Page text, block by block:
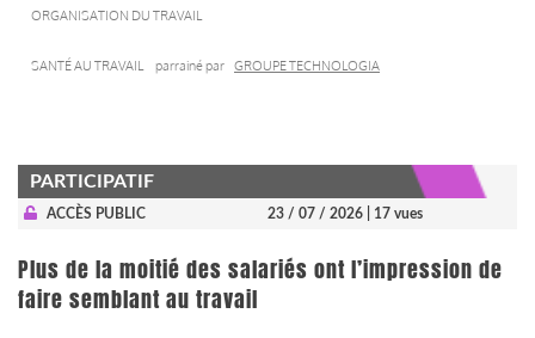
ORGANISATION DU TRAVAIL
SANTÉ AU TRAVAIL parrainé par GROUPE TECHNOLOGIA
PARTICIPATIF
ACCÈS PUBLIC 23 / 07 / 2026 | 17 vues
Plus de la moitié des salariés ont l’impression de
faire semblant au travail